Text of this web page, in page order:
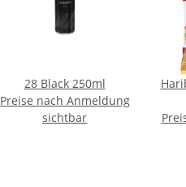
28 Black 250ml
Preise nach Anmeldung
sichtbar